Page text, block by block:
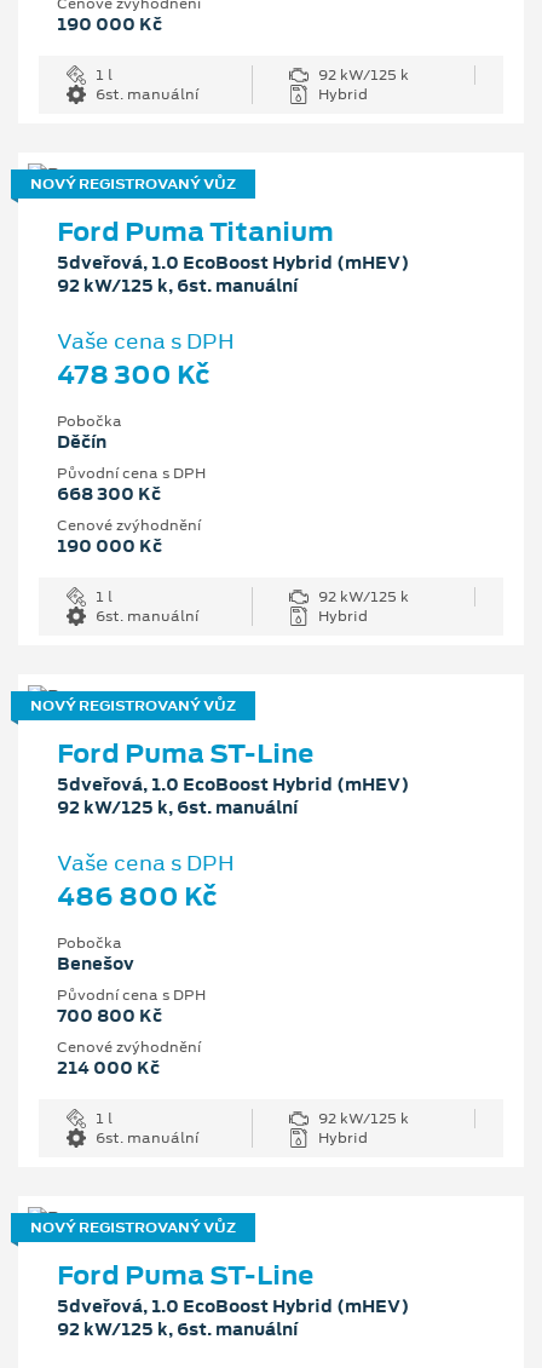
190 000 Kč
1 l
92 kW/125 k
6st. manuální
Hybrid
NOVÝ REGISTROVANÝ VŮZ
Ford Puma Titanium
5dveřová, 1.0 EcoBoost Hybrid (mHEV)
92 kW/125 k, 6st. manuální
Vaše cena s DPH
478 300 Kč
Pobočka
Děčín
Původní cena s DPH
668 300 Kč
Cenové zvýhodnění
190 000 Kč
1 l
92 kW/125 k
6st. manuální
Hybrid
NOVÝ REGISTROVANÝ VŮZ
Ford Puma ST-Line
5dveřová, 1.0 EcoBoost Hybrid (mHEV)
92 kW/125 k, 6st. manuální
Vaše cena s DPH
486 800 Kč
Pobočka
Benešov
Původní cena s DPH
700 800 Kč
Cenové zvýhodnění
214 000 Kč
1 l
92 kW/125 k
6st. manuální
Hybrid
NOVÝ REGISTROVANÝ VŮZ
Ford Puma ST-Line
5dveřová, 1.0 EcoBoost Hybrid (mHEV)
92 kW/125 k, 6st. manuální